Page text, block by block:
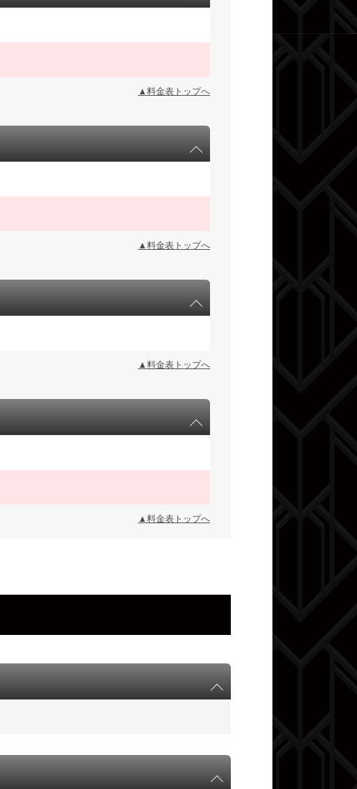
▲料金表トップへ
▲料金表トップへ
▲料金表トップへ
▲料金表トップへ